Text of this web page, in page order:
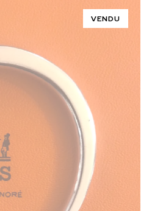
VENDU